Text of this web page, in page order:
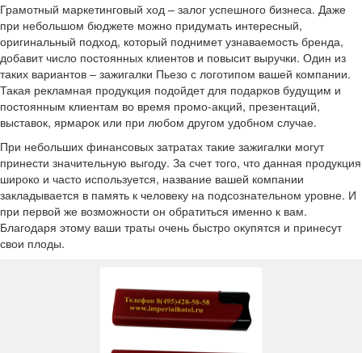
Грамотный маркетинговый ход – залог успешного бизнеса. Даже
при небольшом бюджете можно придумать интересный,
оригинальный подход, который поднимет узнаваемость бренда,
добавит число постоянных клиентов и повысит выручки. Один из
таких вариантов – зажигалки Пьезо с логотипом вашей компании.
Такая рекламная продукция подойдет для подарков будущим и
постоянным клиентам во время промо-акций, презентаций,
выставок, ярмарок или при любом другом удобном случае.
При небольших финансовых затратах такие зажигалки могут
принести значительную выгоду. За счет того, что данная продукция
широко и часто используется, название вашей компании
закладывается в память к человеку на подсознательном уровне. И
при первой же возможности он обратиться именно к вам.
Благодаря этому ваши траты очень быстро окупятся и принесут
свои плоды.